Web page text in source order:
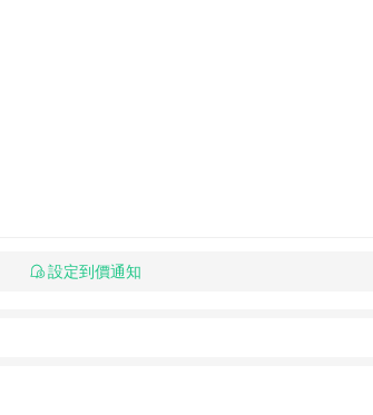
設定到價通知